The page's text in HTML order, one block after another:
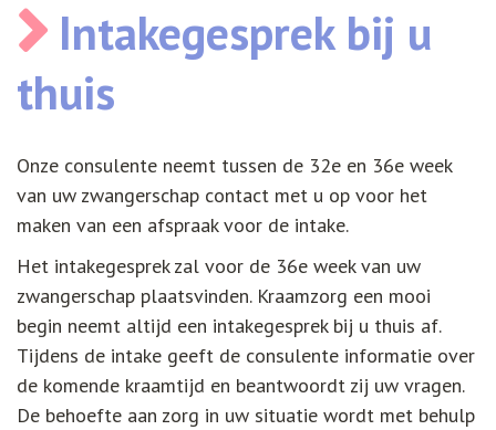
Intakegesprek bij u
thuis
Onze consulente neemt tussen de 32e en 36e week
van uw zwangerschap contact met u op voor het
maken van een afspraak voor de intake.
Het intakegesprek zal voor de 36e week van uw
zwangerschap plaatsvinden. Kraamzorg een mooi
begin neemt altijd een intakegesprek bij u thuis af.
Tijdens de intake geeft de consulente informatie over
de komende kraamtijd en beantwoordt zij uw vragen.
De behoefte aan zorg in uw situatie wordt met behulp